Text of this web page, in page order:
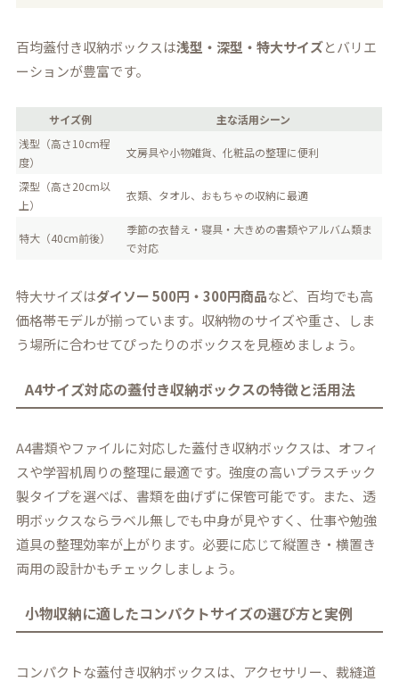
百均蓋付き収納ボックスは浅型・深型・特大サイズとバリエ
ーションが豊富です。
サイズ例
主な活用シーン
浅型（高さ10cm程
度）
文房具や小物雑貨、化粧品の整理に便利
深型（高さ20cm以
上）
衣類、タオル、おもちゃの収納に最適
特大（40cm前後）
季節の衣替え・寝具・大きめの書類やアルバム類ま
で対応
特大サイズはダイソー 500円・300円商品など、百均でも高
価格帯モデルが揃っています。収納物のサイズや重さ、しま
う場所に合わせてぴったりのボックスを見極めましょう。
A4サイズ対応の蓋付き収納ボックスの特徴と活用法
A4書類やファイルに対応した蓋付き収納ボックスは、オフィ
スや学習机周りの整理に最適です。強度の高いプラスチック
製タイプを選べば、書類を曲げずに保管可能です。また、透
明ボックスならラベル無しでも中身が見やすく、仕事や勉強
道具の整理効率が上がります。必要に応じて縦置き・横置き
両用の設計かもチェックしましょう。
小物収納に適したコンパクトサイズの選び方と実例
コンパクトな蓋付き収納ボックスは、アクセサリー、裁縫道